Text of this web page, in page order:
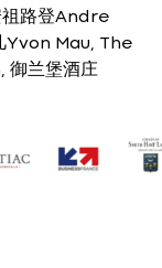
路登Andre
Yvon Mau, The
兰堡酒庄